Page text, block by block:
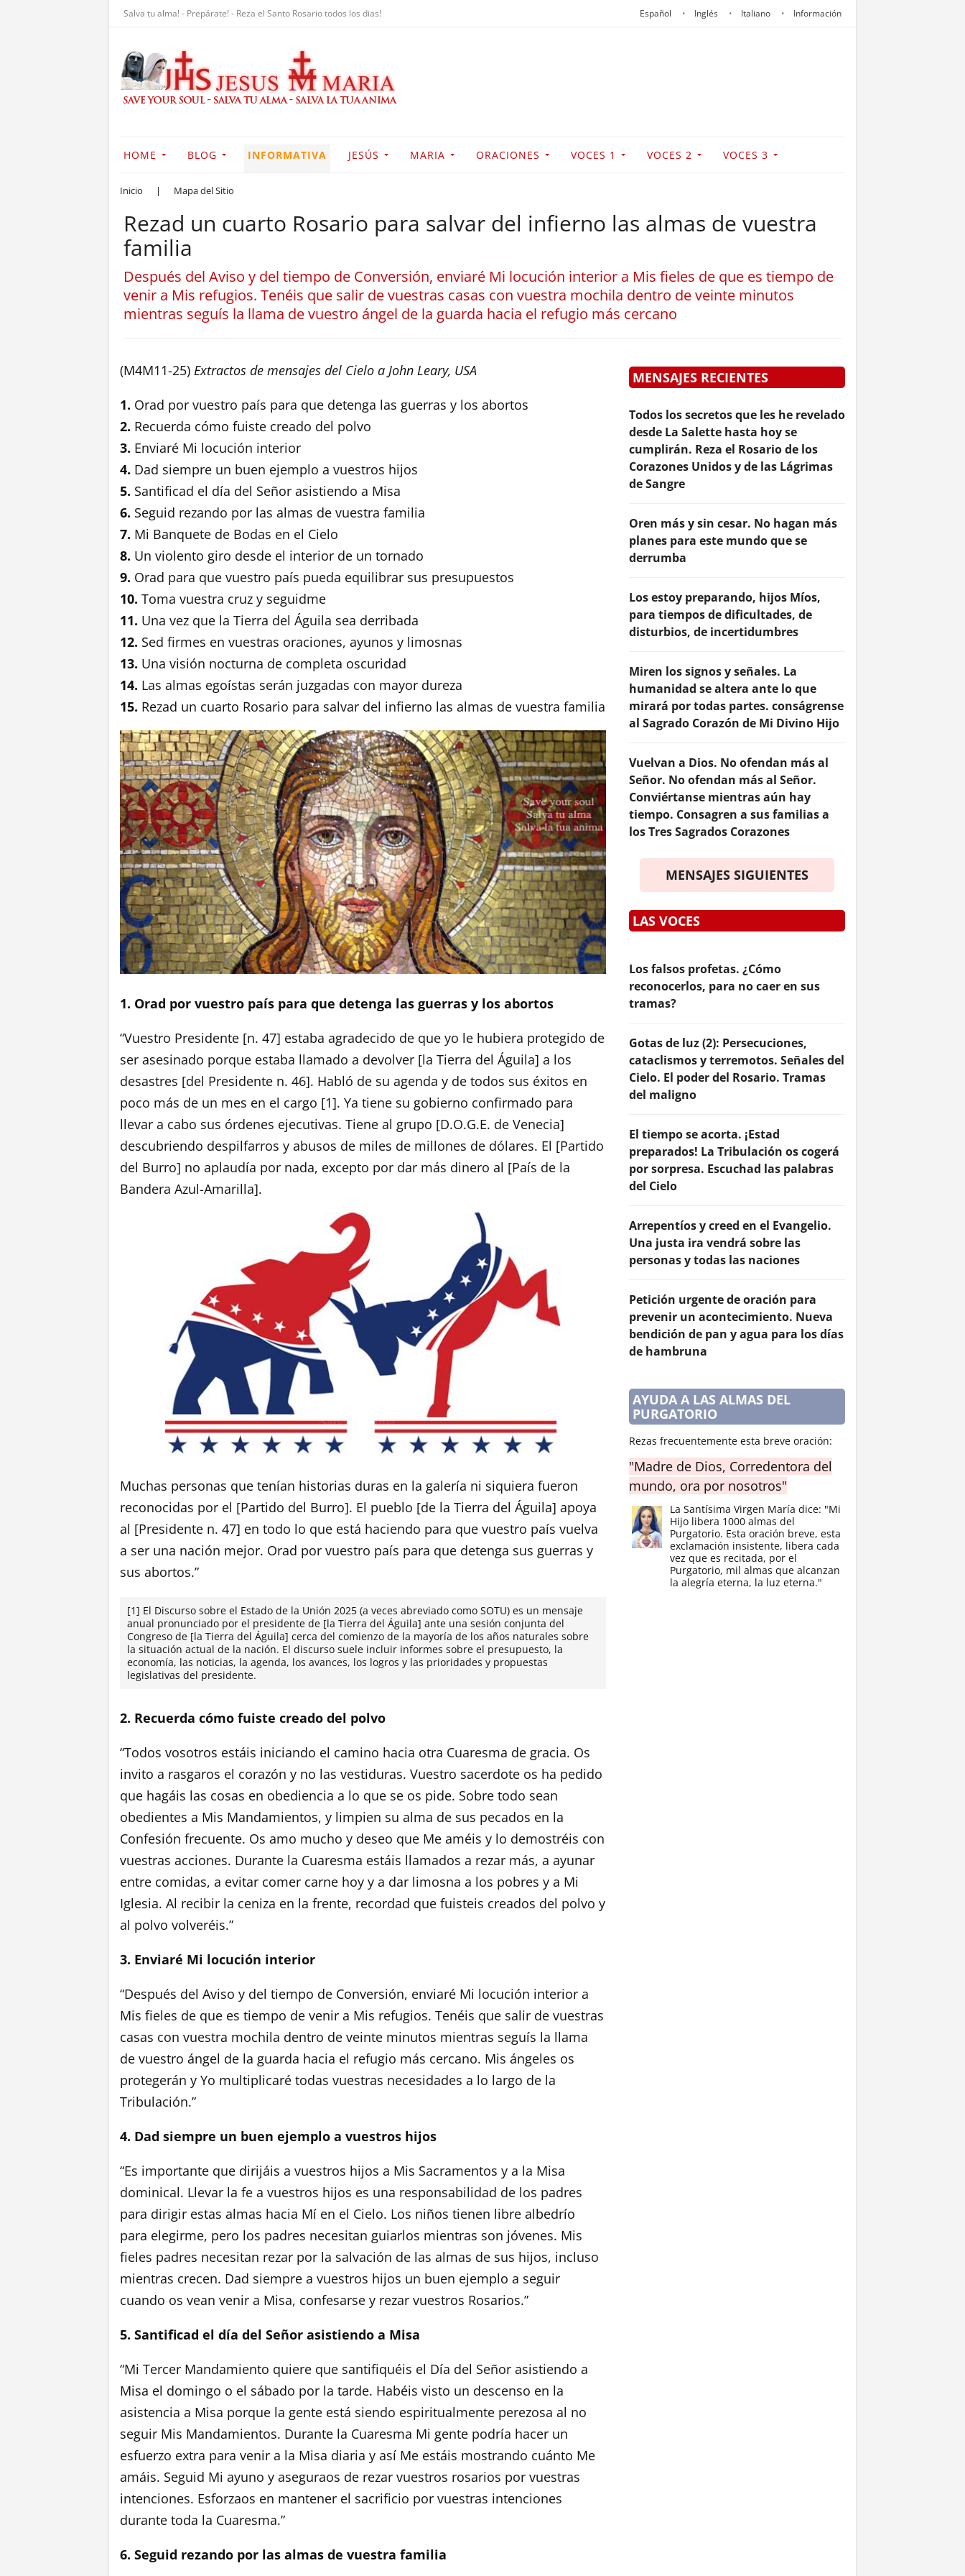
Salva tu alma! - Prepárate! - Reza el Santo Rosario todos los dias! Español Inglés Italiano Información
HOME BLOG INFORMATIVA JESÚS MARIA ORACIONES VOCES 1 VOCES 2 VOCES 3
Inicio | Mapa del Sitio
Rezad un cuarto Rosario para salvar del infierno las almas de vuestra
familia
Después del Aviso y del tiempo de Conversión, enviaré Mi locución interior a Mis fieles de que es tiempo de
venir a Mis refugios. Tenéis que salir de vuestras casas con vuestra mochila dentro de veinte minutos
mientras seguís la llama de vuestro ángel de la guarda hacia el refugio más cercano
(M4M11-25) Extractos de mensajes del Cielo a John Leary, USA
1. Orad por vuestro país para que detenga las guerras y los abortos
2. Recuerda cómo fuiste creado del polvo
3. Enviaré Mi locución interior
4. Dad siempre un buen ejemplo a vuestros hijos
5. Santificad el día del Señor asistiendo a Misa
6. Seguid rezando por las almas de vuestra familia
7. Mi Banquete de Bodas en el Cielo
8. Un violento giro desde el interior de un tornado
9. Orad para que vuestro país pueda equilibrar sus presupuestos
10. Toma vuestra cruz y seguidme
11. Una vez que la Tierra del Águila sea derribada
12. Sed firmes en vuestras oraciones, ayunos y limosnas
13. Una visión nocturna de completa oscuridad
14. Las almas egoístas serán juzgadas con mayor dureza
15. Rezad un cuarto Rosario para salvar del infierno las almas de vuestra familia
1. Orad por vuestro país para que detenga las guerras y los abortos
“Vuestro Presidente [n. 47] estaba agradecido de que yo le hubiera protegido de
ser asesinado porque estaba llamado a devolver [la Tierra del Águila] a los
desastres [del Presidente n. 46]. Habló de su agenda y de todos sus éxitos en
poco más de un mes en el cargo [1]. Ya tiene su gobierno confirmado para
llevar a cabo sus órdenes ejecutivas. Tiene al grupo [D.O.G.E. de Venecia]
descubriendo despilfarros y abusos de miles de millones de dólares. El [Partido
del Burro] no aplaudía por nada, excepto por dar más dinero al [País de la
Bandera Azul-Amarilla].
Muchas personas que tenían historias duras en la galería ni siquiera fueron
reconocidas por el [Partido del Burro]. El pueblo [de la Tierra del Águila] apoya
al [Presidente n. 47] en todo lo que está haciendo para que vuestro país vuelva
a ser una nación mejor. Orad por vuestro país para que detenga sus guerras y
sus abortos.”
[1] El Discurso sobre el Estado de la Unión 2025 (a veces abreviado como SOTU) es un mensaje
anual pronunciado por el presidente de [la Tierra del Águila] ante una sesión conjunta del
Congreso de [la Tierra del Águila] cerca del comienzo de la mayoría de los años naturales sobre
la situación actual de la nación. El discurso suele incluir informes sobre el presupuesto, la
economía, las noticias, la agenda, los avances, los logros y las prioridades y propuestas
legislativas del presidente.
2. Recuerda cómo fuiste creado del polvo
“Todos vosotros estáis iniciando el camino hacia otra Cuaresma de gracia. Os
invito a rasgaros el corazón y no las vestiduras. Vuestro sacerdote os ha pedido
que hagáis las cosas en obediencia a lo que se os pide. Sobre todo sean
obedientes a Mis Mandamientos, y limpien su alma de sus pecados en la
Confesión frecuente. Os amo mucho y deseo que Me améis y lo demostréis con
vuestras acciones. Durante la Cuaresma estáis llamados a rezar más, a ayunar
entre comidas, a evitar comer carne hoy y a dar limosna a los pobres y a Mi
Iglesia. Al recibir la ceniza en la frente, recordad que fuisteis creados del polvo y
al polvo volveréis.”
3. Enviaré Mi locución interior
“Después del Aviso y del tiempo de Conversión, enviaré Mi locución interior a
Mis fieles de que es tiempo de venir a Mis refugios. Tenéis que salir de vuestras
casas con vuestra mochila dentro de veinte minutos mientras seguís la llama
de vuestro ángel de la guarda hacia el refugio más cercano. Mis ángeles os
protegerán y Yo multiplicaré todas vuestras necesidades a lo largo de la
Tribulación.”
4. Dad siempre un buen ejemplo a vuestros hijos
“Es importante que dirijáis a vuestros hijos a Mis Sacramentos y a la Misa
dominical. Llevar la fe a vuestros hijos es una responsabilidad de los padres
para dirigir estas almas hacia Mí en el Cielo. Los niños tienen libre albedrío
para elegirme, pero los padres necesitan guiarlos mientras son jóvenes. Mis
fieles padres necesitan rezar por la salvación de las almas de sus hijos, incluso
mientras crecen. Dad siempre a vuestros hijos un buen ejemplo a seguir
cuando os vean venir a Misa, confesarse y rezar vuestros Rosarios.”
5. Santificad el día del Señor asistiendo a Misa
“Mi Tercer Mandamiento quiere que santifiquéis el Día del Señor asistiendo a
Misa el domingo o el sábado por la tarde. Habéis visto un descenso en la
asistencia a Misa porque la gente está siendo espiritualmente perezosa al no
seguir Mis Mandamientos. Durante la Cuaresma Mi gente podría hacer un
esfuerzo extra para venir a la Misa diaria y así Me estáis mostrando cuánto Me
amáis. Seguid Mi ayuno y aseguraos de rezar vuestros rosarios por vuestras
intenciones. Esforzaos en mantener el sacrificio por vuestras intenciones
durante toda la Cuaresma.”
6. Seguid rezando por las almas de vuestra familia
MENSAJES RECIENTES
Todos los secretos que les he revelado
desde La Salette hasta hoy se
cumplirán. Reza el Rosario de los
Corazones Unidos y de las Lágrimas
de Sangre
Oren más y sin cesar. No hagan más
planes para este mundo que se
derrumba
Los estoy preparando, hijos Míos,
para tiempos de dificultades, de
disturbios, de incertidumbres
Miren los signos y señales. La
humanidad se altera ante lo que
mirará por todas partes. conságrense
al Sagrado Corazón de Mi Divino Hijo
Vuelvan a Dios. No ofendan más al
Señor. No ofendan más al Señor.
Conviértanse mientras aún hay
tiempo. Consagren a sus familias a
los Tres Sagrados Corazones
MENSAJES SIGUIENTES
LAS VOCES
Los falsos profetas. ¿Cómo
reconocerlos, para no caer en sus
tramas?
Gotas de luz (2): Persecuciones,
cataclismos y terremotos. Señales del
Cielo. El poder del Rosario. Tramas
del maligno
El tiempo se acorta. ¡Estad
preparados! La Tribulación os cogerá
por sorpresa. Escuchad las palabras
del Cielo
Arrepentíos y creed en el Evangelio.
Una justa ira vendrá sobre las
personas y todas las naciones
Petición urgente de oración para
prevenir un acontecimiento. Nueva
bendición de pan y agua para los días
de hambruna
AYUDA A LAS ALMAS DEL
PURGATORIO
Rezas frecuentemente esta breve oración:
"Madre de Dios, Corredentora del
mundo, ora por nosotros"
La Santísima Virgen María dice: "Mi
Hijo libera 1000 almas del
Purgatorio. Esta oración breve, esta
exclamación insistente, libera cada
vez que es recitada, por el
Purgatorio, mil almas que alcanzan
la alegría eterna, la luz eterna."